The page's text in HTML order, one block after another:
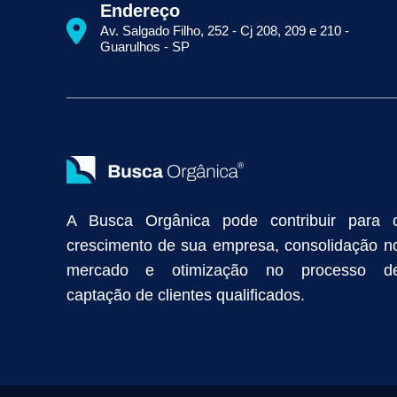
Primeira Página do Google Sem Pagar por Clique
Quais
Empresa de Prospecção B2B
Marketing Industrial Marketing
Divulgação Online
Atração de Clientes
Anunciar na Internet
Captar Clientes Criação de Site para
Endereço
Av. Salgado Filho, 252 - Cj 208, 209 e 210 -
Guarulhos - SP
A Busca Orgânica pode contribuir para
crescimento de sua empresa, consolidação
mercado e otimização no processo
captação de clientes qualificados.